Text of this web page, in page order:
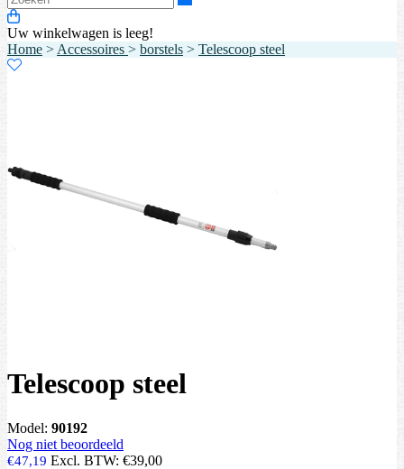
Uw winkelwagen is leeg!
Home > Accessoires > borstels > Telescoop steel
Telescoop steel
Model: 90192
Nog niet beoordeeld
€47,19 Excl. BTW: €39,00